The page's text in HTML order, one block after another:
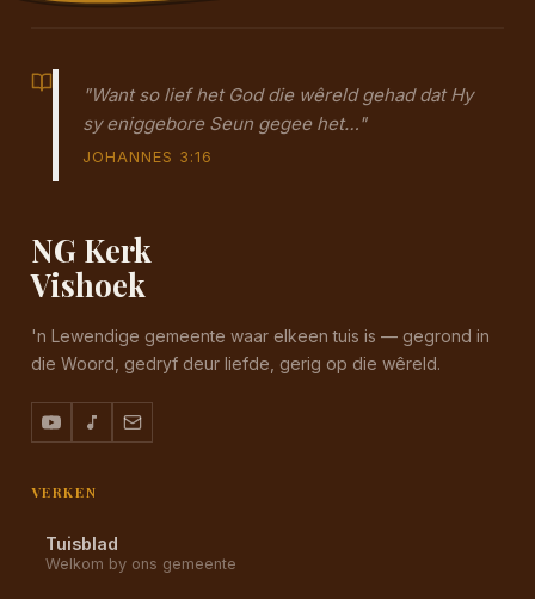
"Want so lief het God die wêreld gehad dat Hy
sy eniggebore Seun gegee het…"
JOHANNES 3:16
NG Kerk
Vishoek
'n Lewendige gemeente waar elkeen tuis is — gegrond in
die Woord, gedryf deur liefde, gerig op die wêreld.
VERKEN
Tuisblad
Welkom by ons gemeente